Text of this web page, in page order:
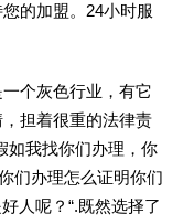
的加盟。24小时服
个灰色行业，有它
担着很重的法律责
如我找你们办理，你
们办理怎么证明你们
人呢？“.既然选择了